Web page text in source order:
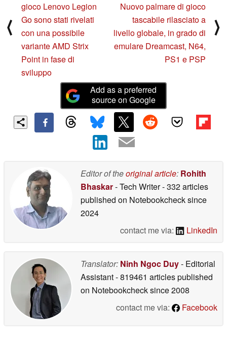
⟨
gioco Lenovo Legion
Go sono stati rivelati
con una possibile
variante AMD Strix
Point in fase di
sviluppo
Nuovo palmare di gioco
tascabile rilasciato a
livello globale, in grado di
emulare Dreamcast, N64,
PS1 e PSP
⟩
Add as a preferred
source on Google
Editor of theoriginal article: Rohith
Bhaskar- Tech Writer- 332 articles
published on Notebookchecksince
2024
contact me via:
LinkedIn
Translator: Ninh Ngoc Duy- Editorial
Assistant- 819461 articles published
on Notebookchecksince 2008
contact me via:
Facebook